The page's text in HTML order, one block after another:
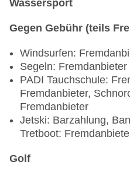
Raucherbereich
Bars & mehr: 5
Bar „OAK“: ab 18
täglich 18:00 Uhr -
Nutzung ab 5 EUR
Coffeeshop „One
Dezember, täglich
Gebühr, bei All
Themenbar „Milwakee
Januar - Dezember,
ohne Gebühr, bei All
Poolbar Outdoor „TIKI
Wassersport
Gegen Gebühr (teils
Windsurfen:
Segeln: Fremdanbieter
PADI Tauchschule:
Fremdanbieter,
Fremdanbieter
Jetski: Barzahlung,
Tretboot:
Golf